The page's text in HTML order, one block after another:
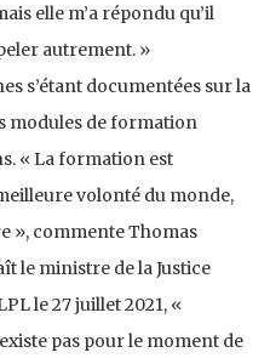
elle m’a répondu qu’il
autrement. »
s’étant documentées sur la
modules de formation
« La formation est
volonté du monde,
», commente Thomas
le ministre de la Justice
le 27 juillet 2021, «
pas pour le moment de